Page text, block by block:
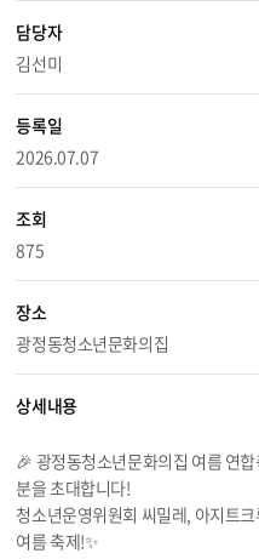
담당자
김선미
등록일
2026.07.07
조회
875
장소
광정동청소년문화의집
상세내용
🎉 광정동청소년문화의집 여름 연
분을 초대합니다!
청소년운영위원회 씨밀레, 아지트
여름 축제!✨